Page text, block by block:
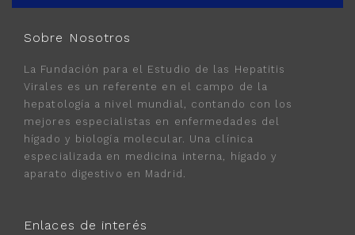
Sobre Nosotros
La Fundación para el Estudio de las Hepatitis
Virales es un referente en el campo de la
hepatología a nivel mundial, contando con los
mejores especialistas en enfermedades del
hígado y biología molecular. Una clínica
especializada en medicina interna, hígado y
aparato digestivo en Madrid.
Enlaces de interés